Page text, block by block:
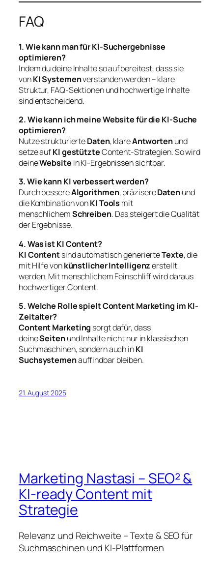
FAQ
1. Wie kann man für KI-Suchergebnisse
optimieren?
Indem du deine Inhalte so aufbereitest, dass sie
vonKI Systemenverstanden werden – klare
Struktur, FAQ-Sektionen und hochwertige Inhalte
sind entscheidend.
2. Wie kann ich meine Website für die KI-Suche
optimieren?
Nutze strukturierteDaten, klareAntwortenund
setze aufKI gestützteContent-Strategien. So wird
deineWebsite in KI-Ergebnissen sichtbar.
3. Wie kann KI verbessert werden?
Durch bessereAlgorithmen, präzisereDatenund
die Kombination vonKI Tools mit
menschlichemSchreiben. Das steigert die Qualität
der Ergebnisse.
4. Was ist KI Content?
KI Contentsind automatisch generierteTexte, die
mit Hilfe vonkünstlicher Intelligenzerstellt
werden. Mit menschlichem Feinschliff wird daraus
hochwertiger Content.
5. Welche Rolle spielt Content Marketing im KI-
Zeitalter?
Content Marketing sorgt dafür, dass
deineSeitenund Inhalte nicht nur in klassischen
Suchmaschinen, sondern auch inKI
Suchsystemenauffindbar bleiben.
21. August 2025
Marketing Nastasi – SEO² &
KI-ready Content mit
Strategie
Relevanz und Reichweite – Texte & SEO für
Suchmaschinen und KI-Plattformen